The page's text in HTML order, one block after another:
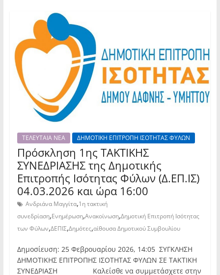
ΤΕΛΕΥΤΑΙΑ ΝΕΑ ΔΗΜΟΤΙΚΗ ΕΠΙΤΡΟΠΗ ΙΣΟΤΗΤΑΣ ΦΥΛΩΝ
Πρόσκληση 1ης TAKTIKHΣ
ΣΥΝΕΔΡΙΑΣΗΣ της Δημοτικής
Επιτροπής Ισότητας Φύλων (Δ.ΕΠ.ΙΣ)
04.03.2026 και ώρα 16:00
Ανδριάνα Μαγγίτα,1η τακτική
συνεδρίαση,Ενημέρωση,Ανακοίνωση,Δημοτική Επιτροπή Ισότητας
των Φύλων,ΔΕΠΙΣ,Δημότες,αίθουσα Δημοτικού Συμβουλίου
Δημοσίευση: 25 Φεβρουαρίου 2026, 14:05 ΣΥΓΚΛΗΣΗ
ΔΗΜΟΤΙΚΗΣ ΕΠΙΤΡΟΠΗΣ ΙΣΟΤΗΤΑΣ ΦΥΛΩΝ ΣΕ ΤΑΚΤΙΚΗ
ΣΥΝΕΔΡΙΑΣΗ Καλείσθε να συμμετάσχετε στην